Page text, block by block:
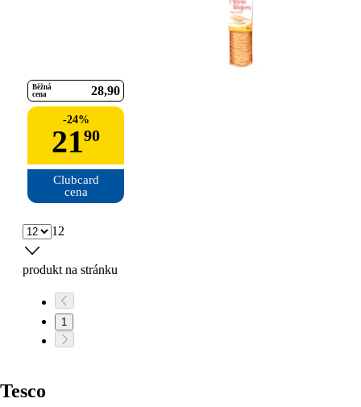
Běžná
cena
28 90
-24%
2190
Clubcard
cena
12
produkt na stránku
1
Tesco